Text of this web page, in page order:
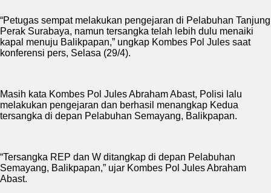
“Petugas sempat melakukan pengejaran di Pelabuhan Tanjung
Perak Surabaya, namun tersangka telah lebih dulu menaiki
kapal menuju Balikpapan,” ungkap Kombes Pol Jules saat
konferensi pers, Selasa (29/4).
Masih kata Kombes Pol Jules Abraham Abast, Polisi lalu
melakukan pengejaran dan berhasil menangkap Kedua
tersangka di depan Pelabuhan Semayang, Balikpapan.
“Tersangka REP dan W ditangkap di depan Pelabuhan
Semayang, Balikpapan,” ujar Kombes Pol Jules Abraham
Abast.